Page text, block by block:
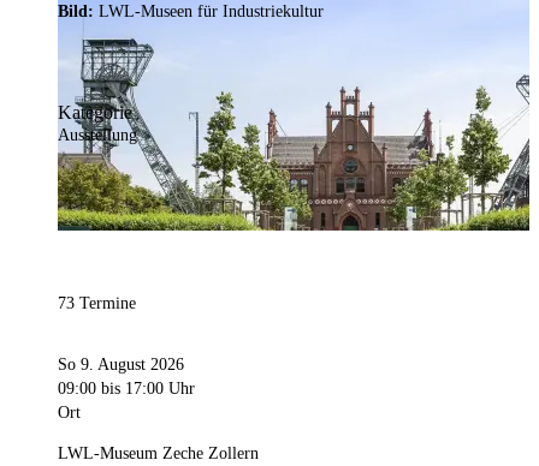
Bild: LWL-Museen für Industriekultur
Kategorie
Ausstellung
73 Termine
So 9. August 2026
09:00 bis 17:00 Uhr
Ort
LWL-Museum Zeche Zollern